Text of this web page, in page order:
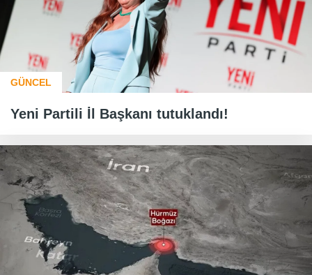
GÜNCEL
Yeni Partili İl Başkanı tutuklandı!